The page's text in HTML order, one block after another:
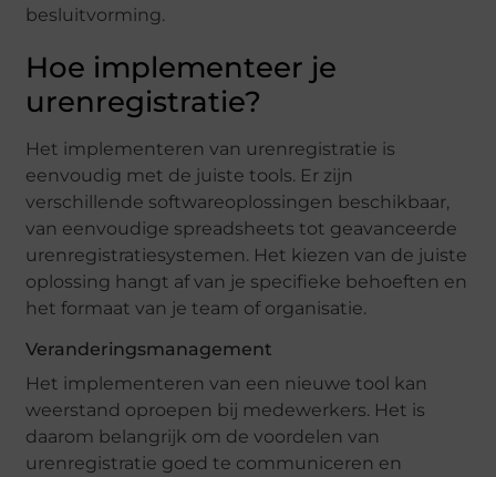
besluitvorming.
Hoe implementeer je
urenregistratie?
Het implementeren van urenregistratie is
eenvoudig met de juiste tools. Er zijn
verschillende softwareoplossingen beschikbaar,
van eenvoudige spreadsheets tot geavanceerde
urenregistratiesystemen. Het kiezen van de juiste
oplossing hangt af van je specifieke behoeften en
het formaat van je team of organisatie.
Veranderingsmanagement
Het implementeren van een nieuwe tool kan
weerstand oproepen bij medewerkers. Het is
daarom belangrijk om de voordelen van
urenregistratie goed te communiceren en